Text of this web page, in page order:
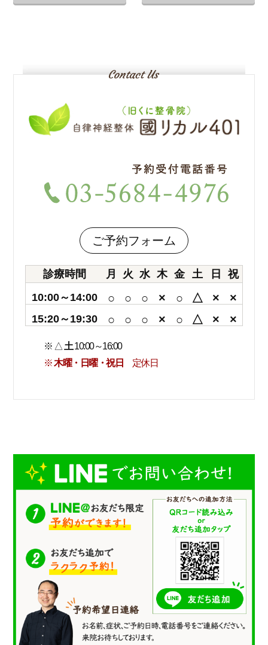
ご予約フォーム
診療時間 月 火 水 木 金 土 日
祝
10:00～14:00
○ ○ ○ × ○ △ × ×
15:20～19:30 ○ ○ ○ × ○ △ × ×
※ △ 土10:00～16:00
※木曜・日曜・祝日 定休日